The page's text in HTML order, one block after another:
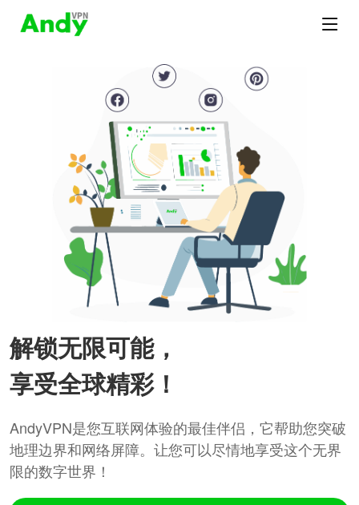
解锁无限可能，
享受全球精彩！
AndyVPN是您互联网体验的最佳伴侣，它帮助您突破
地理边界和网络屏障。让您可以尽情地享受这个无界
限的数字世界！